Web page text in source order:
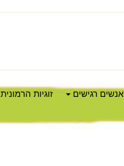
אנשים רגישים זוגיות הרמונית